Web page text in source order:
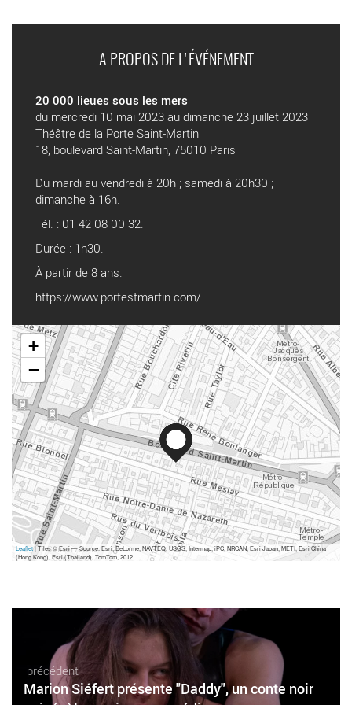
A PROPOS DE L'ÉVÉNEMENT
20 000 lieues sous les mers
du mercredi 10 mai 2023 au dimanche 23 juillet 2023
Théâtre de la Porte Saint-Martin
18, boulevard Saint-Martin, 75010 Paris
Du mardi au vendredi à 20h ; samedi à 20h30 ;
dimanche à 16h.
Tél. : 01 42 08 00 32.
Durée : 1h30.
À partir de 8 ans.
https://www.portestmartin.com/
+
−
Leaflet| Tiles © Esri — Source: Esri, DeLorme, NAVTEQ, USGS, Intermap, iPC, NRCAN, Esri Japan, METI, Esri China
(Hong Kong), Esri (Thailand), TomTom, 2012
précédent
Marion Siéfert présente "Daddy", un conte noir